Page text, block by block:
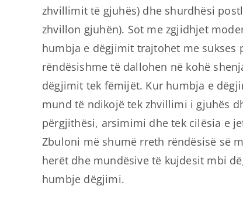
zhvillimit të gjuhës) dhe shurdhësi
zhvillon gjuhën). Sot me zgjidhjet
humbja e dëgjimit trajtohet me sukses
rëndësishme të dallohen në kohë
dëgjimit tek fëmijët. Kur humbja e
mund të ndikojë tek zhvillimi i gjuhës
përgjithësi, arsimimi dhe tek cilësia e
Zbuloni më shumë rreth rëndësisë së
herët dhe mundësive të kujdesit mbi
humbje dëgjimi.